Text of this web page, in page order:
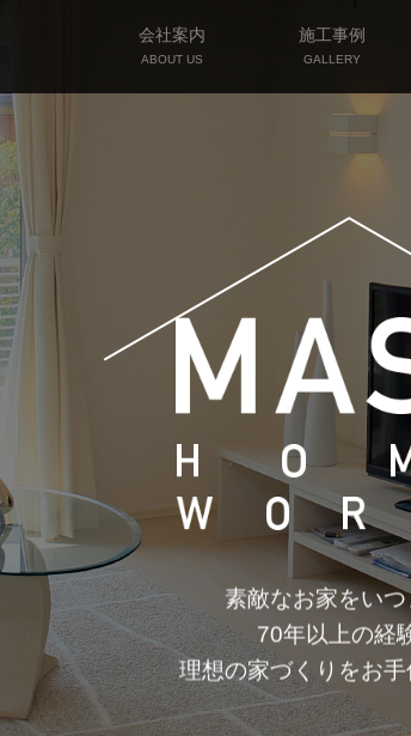
会社案内
ABOUT US
施工事例
GALLERY
素敵なお家をい
70年以上の経
理想の家づくりをお